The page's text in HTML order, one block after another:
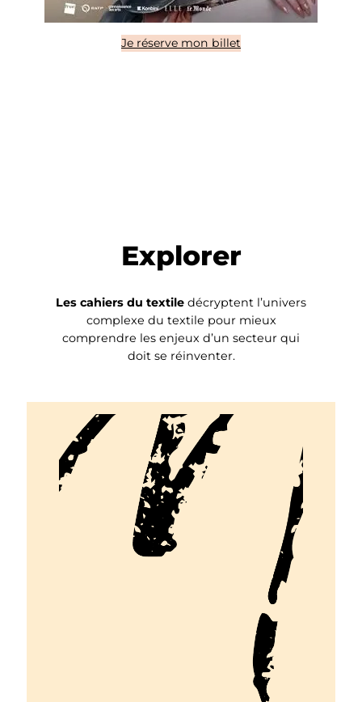
Je réserve mon billet
Explorer
Les cahiers du textile décryptent l’univers
complexe du textile pour mieux
comprendre les enjeux d’un secteur qui
doit se réinventer.